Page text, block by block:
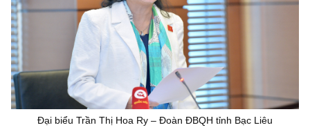
Đại biểu Trần Thị Hoa Ry – Đoàn ĐBQH tỉnh Bạc Liêu